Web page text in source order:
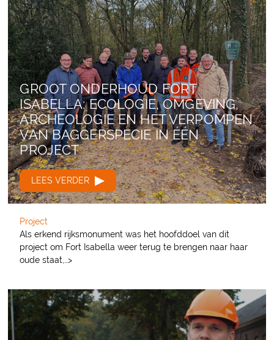
GROOT ONDERHOUD FORT
ISABELLA: ECOLOGIE, OMGEVING,
ARCHEOLOGIE EN HET VERPOMPEN
VAN BAGGERSPECIE IN ÉÉN
PROJECT
LEES VERDER
Project
Als erkend rijksmonument was het hoofddoel van dit
project om Fort Isabella weer terug te brengen naar haar
oude staat,…>